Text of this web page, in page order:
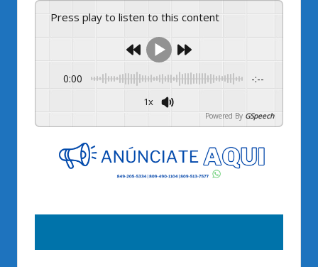
Press play to listen to this content
0:00 -:--
1x
Powered By GSpeech